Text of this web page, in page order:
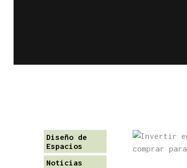
Diseño de
Espacios
Noticias